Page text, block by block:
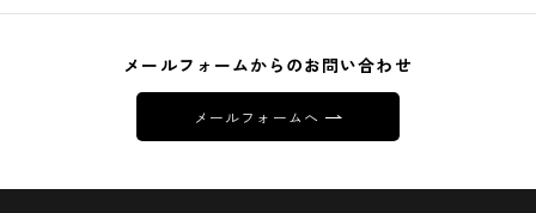
メールフォームからのお問い合わせ
メールフォームへ